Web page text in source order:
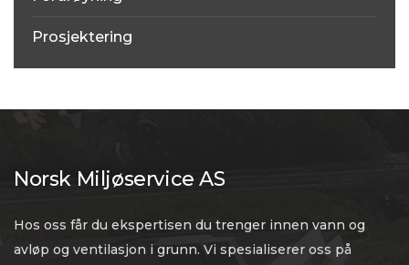
Prosjektering
Norsk Miljøservice AS
Hos oss får du ekspertisen du trenger innen vann og
avløp og ventilasjon i grunn. Vi spesialiserer oss på